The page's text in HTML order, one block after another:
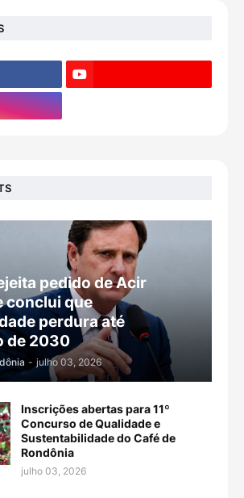
pedido de Acir
conclui que
perdura até
de 2030
- julho 03, 2026
Inscrições abertas para 11º
Concurso de Qualidade e
Sustentabilidade do Café de
Rondônia
julho 03, 2026